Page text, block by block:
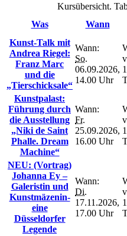
Kursübersicht.
Was
Wann
Kunst-Talk mit
Andrea Riegel:
Franz Marc
und die
„Tierschicksale“
Wann:
So.
06.09.2026,
14.00 Uhr
1
Kunstpalast:
Führung durch
die Ausstellung
„Niki de Saint
Phalle. Dream
Machine“
Wann:
Fr.
25.09.2026,
16.00 Uhr
1
NEU: (Vortrag)
Johanna Ey –
Galeristin und
Kunstmäzenin-
eine
Düsseldorfer
Legende
Wann:
Di.
17.11.2026,
17.00 Uhr
1